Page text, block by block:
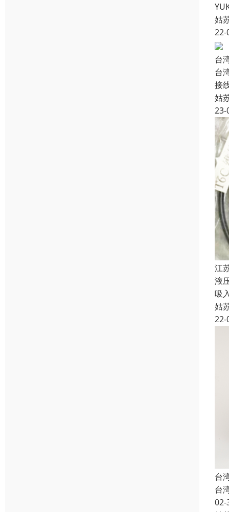
姑
22-
台
台
接
姑
23-
江
液
吸
姑
22-
台
台
02-